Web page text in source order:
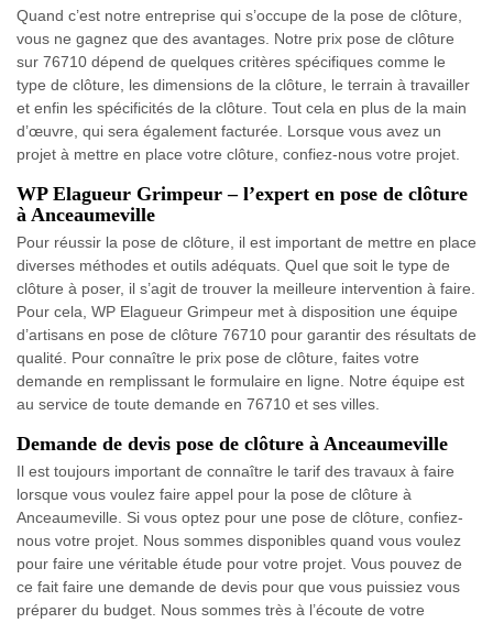
Quand c’est notre entreprise qui s’occupe de la pose de clôture,
vous ne gagnez que des avantages. Notre prix pose de clôture
sur 76710 dépend de quelques critères spécifiques comme le
type de clôture, les dimensions de la clôture, le terrain à travailler
et enfin les spécificités de la clôture. Tout cela en plus de la main
d’œuvre, qui sera également facturée. Lorsque vous avez un
projet à mettre en place votre clôture, confiez-nous votre projet.
WP Elagueur Grimpeur – l’expert en pose de clôture
à Anceaumeville
Pour réussir la pose de clôture, il est important de mettre en place
diverses méthodes et outils adéquats. Quel que soit le type de
clôture à poser, il s’agit de trouver la meilleure intervention à faire.
Pour cela, WP Elagueur Grimpeur met à disposition une équipe
d’artisans en pose de clôture 76710 pour garantir des résultats de
qualité. Pour connaître le prix pose de clôture, faites votre
demande en remplissant le formulaire en ligne. Notre équipe est
au service de toute demande en 76710 et ses villes.
Demande de devis pose de clôture à Anceaumeville
Il est toujours important de connaître le tarif des travaux à faire
lorsque vous voulez faire appel pour la pose de clôture à
Anceaumeville. Si vous optez pour une pose de clôture, confiez-
nous votre projet. Nous sommes disponibles quand vous voulez
pour faire une véritable étude pour votre projet. Vous pouvez de
ce fait faire une demande de devis pour que vous puissiez vous
préparer du budget. Nous sommes très à l’écoute de votre